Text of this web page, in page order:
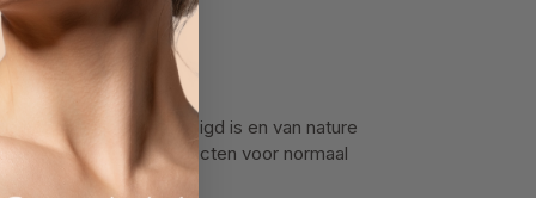
het haar niet beschadigd is en van nature
voor verzorgingsproducten voor normaal